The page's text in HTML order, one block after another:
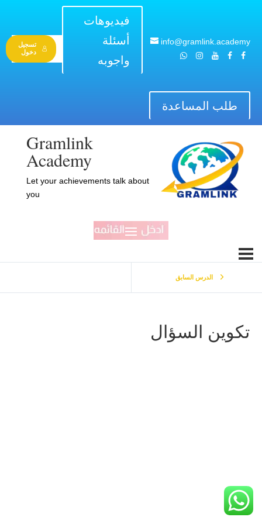
info@gramlink.academy
فيديوهات
أسئلة
واجوبه
تسجيل
دخول
طلب المساعدة
Gramlink
Academy
Let your achievements talk about
you
الدرس السابق
تكوين السؤال